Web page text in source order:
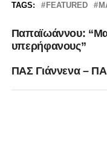
TAGS: FEATURED
Παπαϊωάννου:
υπερήφανους”
ΠΑΣ Γιάννενα –